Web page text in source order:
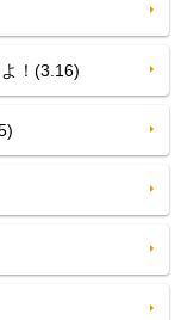
！(3.16)